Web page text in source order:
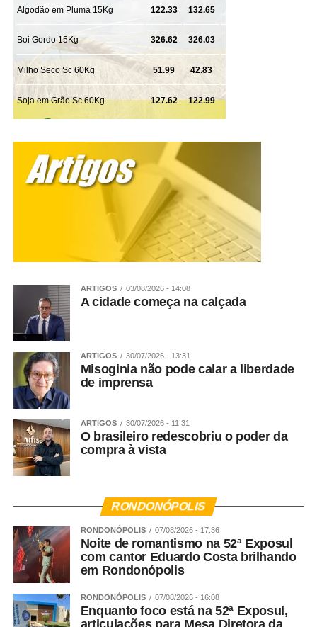
ARTIGOS 03/08/2026 - 14:08
A cidade começa na calçada
ARTIGOS 30/07/2026 - 13:31
Misoginia não pode calar a liberdade
de imprensa
ARTIGOS 30/07/2026 - 11:31
O brasileiro redescobriu o poder da
compra à vista
RONDONÓPOLIS
RONDONÓPOLIS 07/08/2026 - 17:36
Noite de romantismo na 52ª Exposul
com cantor Eduardo Costa brilhando
em Rondonópolis
RONDONÓPOLIS 07/08/2026 - 16:08
Enquanto foco está na 52ª Exposul,